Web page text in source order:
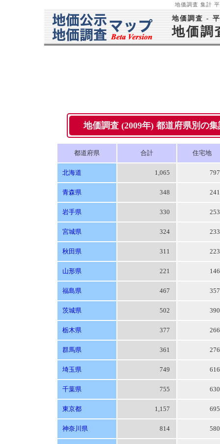
地価調査 集計
地価調査 -
地価調
地価調査 (2009年) 都道府県別の集
都道府県 合計 住宅地
北海道 1,065
青森県 348
岩手県 330
宮城県 324
秋田県 311
山形県 221
福島県 467
茨城県 502
栃木県 377
群馬県 361
埼玉県 749
千葉県 755
東京都 1,157
神奈川県 814